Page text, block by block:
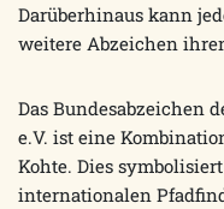
Darüberhinaus kann
weitere Abzeichen
Das Bundesabzeichen
e.V. ist eine
Kohte. Dies
internationalen